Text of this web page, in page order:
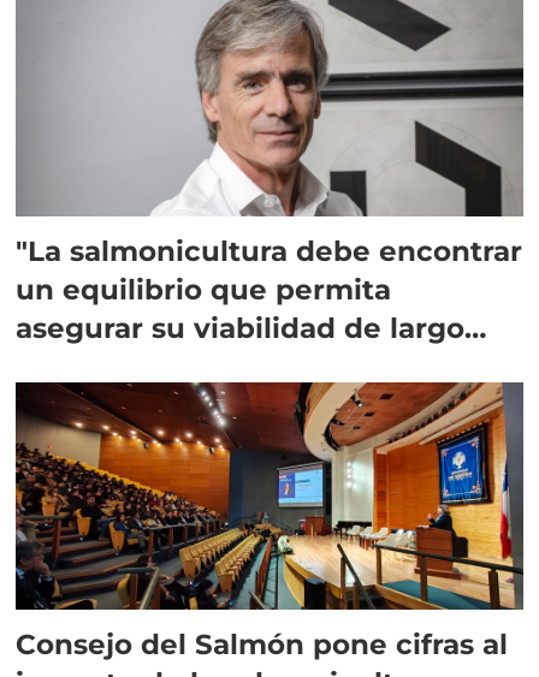
"La salmonicultura debe encontrar
un equilibrio que permita
asegurar su viabilidad de largo
Consejo del Salmón pone cifras al